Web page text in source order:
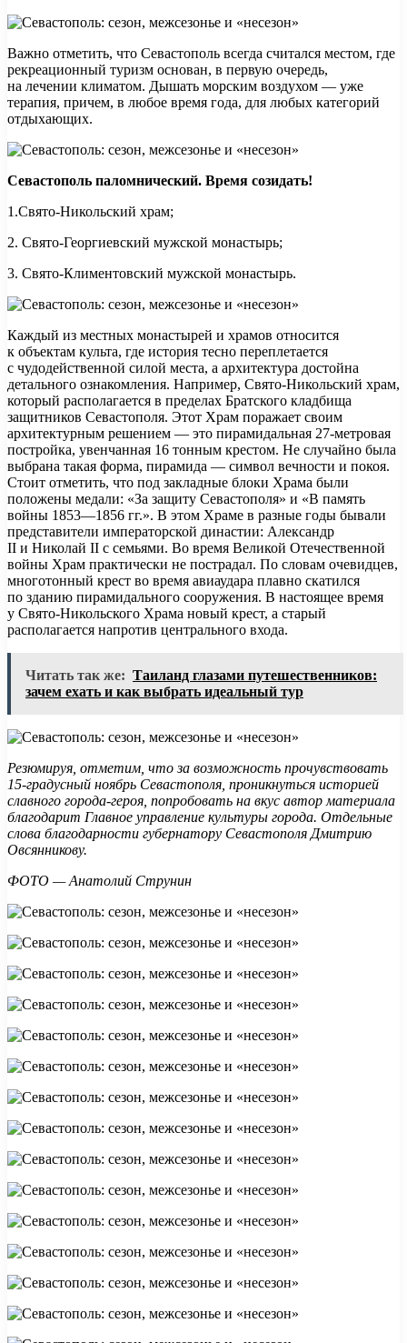
Важно отметить, что Севастополь всегда считался местом, где
рекреационный туризм основан, в первую очередь,
на лечении климатом. Дышать морским воздухом — уже
терапия, причем, в любое время года, для любых категорий
отдыхающих.
Севастополь паломнический. Время созидать!
1.Свято-Никольский храм;
2. Свято-Георгиевский мужской монастырь;
3. Свято-Климентовский мужской монастырь.
Каждый из местных монастырей и храмов относится
к объектам культа, где история тесно переплетается
с чудодейственной силой места, а архитектура достойна
детального ознакомления. Например, Свято-Никольский храм,
который располагается в пределах Братского кладбища
защитников Севастополя. Этот Храм поражает своим
архитектурным решением — это пирамидальная 27-метровая
постройка, увенчанная 16 тонным крестом. Не случайно была
выбрана такая форма, пирамида — символ вечности и покоя.
Стоит отметить, что под закладные блоки Храма были
положены медали: «За защиту Севастополя» и «В память
войны 1853—1856 гг.». В этом Храме в разные годы бывали
представители императорской династии: Александр
II и Николай II с семьями. Во время Великой Отечественной
войны Храм практически не пострадал. По словам очевидцев,
многотонный крест во время авиаудара плавно скатился
по зданию пирамидального сооружения. В настоящее время
у Свято-Никольского Храма новый крест, а старый
располагается напротив центрального входа.
Читать так же: Таиланд глазами путешественников:
зачем ехать и как выбрать идеальный тур
Резюмируя, отметим, что за возможность прочувствовать
15-градусный ноябрь Севастополя, проникнуться историей
славного города-героя, попробовать на вкус автор материала
благодарит Главное управление культуры города. Отдельные
слова благодарности губернатору Севастополя Дмитрию
Овсянникову.
ФОТО — Анатолий Струнин